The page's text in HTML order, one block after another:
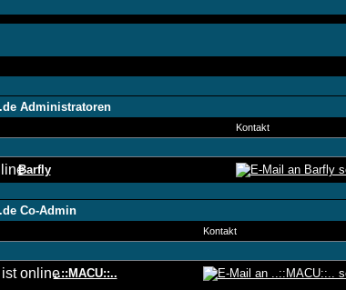
Administratoren
Kontakt
Barfly
Co-Admin
Kontakt
..::MACU::..